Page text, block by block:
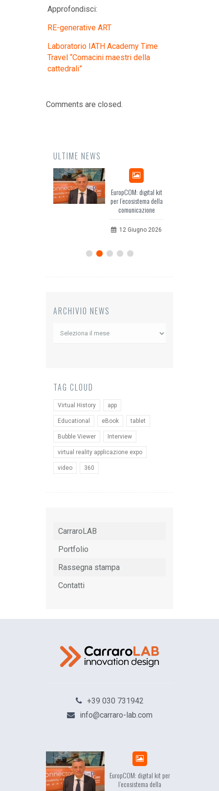
Approfondisci:
RE-generative ART
Laboratorio IATH Academy Time
Travel “Comacini maestri della
cattedrali”
Comments are closed.
ULTIME NEWS
EuropCOM: digital kit
per l’ecosistema della
comunicazione
12 Giugno 2026
ARCHIVIO NEWS
TAG CLOUD
Virtual History app
Educational eBook tablet
Bubble Viewer Interview
virtual reality applicazione expo
video 360
CarraroLAB
Portfolio
Rassegna stampa
Contatti
+39 030 731942
info@carraro-lab.com
EuropCOM: digital kit per
l’ecosistema della